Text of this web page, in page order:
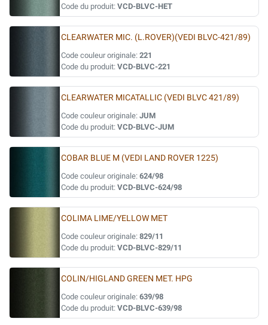
Code du produit: VCD-BLVC-HET
CLEARWATER MIC. (L.ROVER)(VEDI BLVC-421/89)
Code couleur originale: 221
Code du produit: VCD-BLVC-221
CLEARWATER MICATALLIC (VEDI BLVC 421/89)
Code couleur originale: JUM
Code du produit: VCD-BLVC-JUM
COBAR BLUE M (VEDI LAND ROVER 1225)
Code couleur originale: 624/98
Code du produit: VCD-BLVC-624/98
COLIMA LIME/YELLOW MET
Code couleur originale: 829/11
Code du produit: VCD-BLVC-829/11
COLIN/HIGLAND GREEN MET. HPG
Code couleur originale: 639/98
Code du produit: VCD-BLVC-639/98